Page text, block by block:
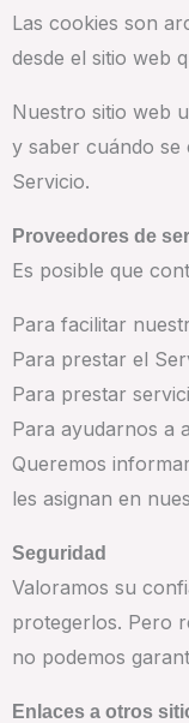
Las cookies son
desde el sitio web
Nuestro sitio web
y saber cuándo se
Servicio.
Proveedores de
Es posible que
Para facilitar
Para prestar el
Para prestar
Para ayudarnos a
Queremos
les asignan en
Seguridad
Valoramos su
protegerlos. Pero
no podemos
Enlaces a otros